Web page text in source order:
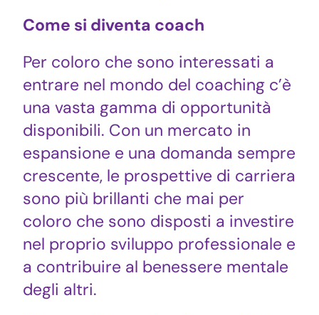
Come si diventa coach
Per coloro che sono interessati a
entrare nel mondo del coaching c’è
una vasta gamma di opportunità
disponibili. Con un mercato in
espansione e una domanda sempre
crescente, le prospettive di carriera
sono più brillanti che mai per
coloro che sono disposti a investire
nel proprio sviluppo professionale e
a contribuire al benessere mentale
degli altri.